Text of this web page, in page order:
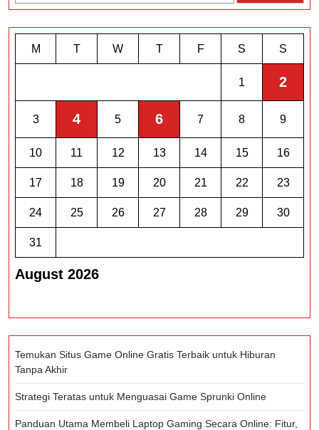
August 2026
M T W T F S S
1 2
3 4 5 6 7 8 9
10 11 12 13 14 15 16
17 18 19 20 21 22 23
24 25 26 27 28 29 30
31
Temukan Situs Game Online Gratis Terbaik untuk Hiburan
Tanpa Akhir
Strategi Teratas untuk Menguasai Game Sprunki Online
Panduan Utama Membeli Laptop Gaming Secara Online: Fitur,